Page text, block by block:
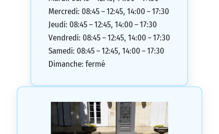
Mercredi: 08:45 – 12:45, 14:00 – 17:30
Jeudi: 08:45 – 12:45, 14:00 – 17:30
Vendredi: 08:45 – 12:45, 14:00 – 17:30
Samedi: 08:45 – 12:45, 14:00 – 17:30
Dimanche: fermé